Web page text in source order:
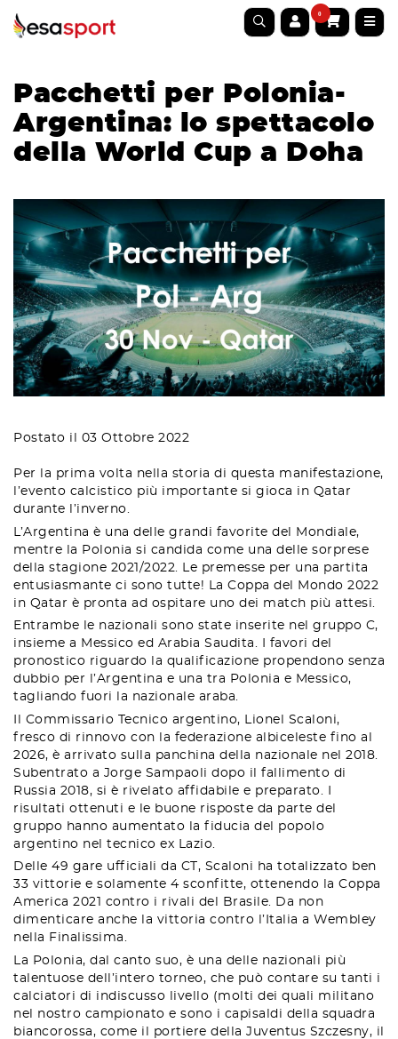
0
Pacchetti per Polonia-
Argentina: lo spettacolo
della World Cup a Doha
Postato il 03 Ottobre 2022
Per la prima volta nella storia di questa manifestazione,
l’evento calcistico più importante si gioca in Qatar
durante l’inverno.
L’Argentina è una delle grandi favorite del Mondiale,
mentre la Polonia si candida come una delle sorprese
della stagione 2021/2022. Le premesse per una partita
entusiasmante ci sono tutte! La Coppa del Mondo 2022
in Qatar è pronta ad ospitare uno dei match più attesi.
Entrambe le nazionali sono state inserite nel gruppo C,
insieme a Messico ed Arabia Saudita. I favori del
pronostico riguardo la qualificazione propendono senza
dubbio per l’Argentina e una tra Polonia e Messico,
tagliando fuori la nazionale araba.
Il Commissario Tecnico argentino, Lionel Scaloni,
fresco di rinnovo con la federazione albiceleste fino al
2026, è arrivato sulla panchina della nazionale nel 2018.
Subentrato a Jorge Sampaoli dopo il fallimento di
Russia 2018, si è rivelato affidabile e preparato. I
risultati ottenuti e le buone risposte da parte del
gruppo hanno aumentato la fiducia del popolo
argentino nel tecnico ex Lazio.
Delle 49 gare ufficiali da CT, Scaloni ha totalizzato ben
33 vittorie e solamente 4 sconfitte, ottenendo la Coppa
America 2021 contro i rivali del Brasile. Da non
dimenticare anche la vittoria contro l’Italia a Wembley
nella Finalissima.
La Polonia, dal canto suo, è una delle nazionali più
talentuose dell’intero torneo, che può contare su tanti i
calciatori di indiscusso livello (molti dei quali militano
nel nostro campionato e sono i capisaldi della squadra
biancorossa, come il portiere della Juventus Szczesny, il